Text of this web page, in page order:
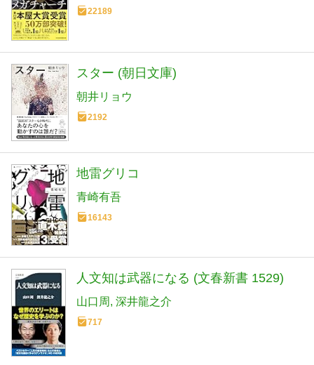
22189
スター (朝日文庫)
朝井リョウ
2192
地雷グリコ
青崎有吾
16143
人文知は武器になる (文春新書 1529)
山口周 深井龍之介
717